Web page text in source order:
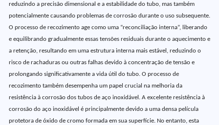
reduzindo a precisão dimensional e a estabilidade do tubo, mas também
potencialmente causando problemas de corrosão durante o uso subsequente.
O processo de recozimento age como uma “reconciliação interna”, liberando
e equilibrando gradualmente essas tensões residuais durante o aquecimento e
a retenção, resultando em uma estrutura interna mais estável, reduzindo o
risco de rachaduras ou outras falhas devido à concentração de tensão e
prolongando significativamente a vida útil do tubo. O processo de
recozimento também desempenha um papel crucial na melhoria da
resistência à corrosão dos tubos de aço inoxidável. A excelente resistência à
corrosão do aço inoxidável é principalmente devido a uma densa película
protetora de óxido de cromo formada em sua superfície. No entanto, esta